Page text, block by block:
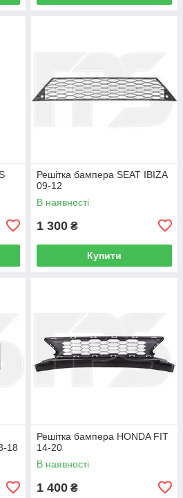
Решітка бампера SEAT IBIZA
09-12
В наявності
1 300 ₴
Купити
18
Решітка бампера HONDA FIT
14-20
В наявності
1 400 ₴